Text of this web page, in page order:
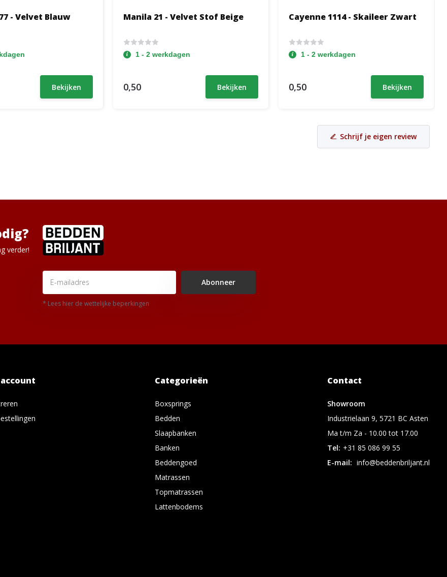
- Velvet Blauw
Bekijken
Manila 21 - Velvet Stof Beige
1 - 2 werkdagen
0,50 Bekijken
Cayenne 1114 - Skaileer Zwart
1 - 2 werkdagen
0,50 Bekijken
Schrijf je eigen review
verder!
Abonneer
* Lees hier de wettelijke beperkingen
Categorieën
Boxsprings
Bedden
Slaapbanken
Banken
Beddengoed
Matrassen
Topmatrassen
Lattenbodems
Contact
Showroom
Industrielaan 9, 5721 BC Asten
Ma t/m Za - 10.00 tot 17.00
Tel: +31 85 086 99 55
E-mail: info@beddenbriljant.nl